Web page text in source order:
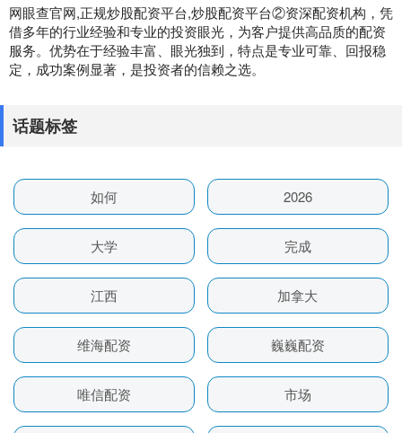
网眼查官网,正规炒股配资平台,炒股配资平台②资深配资机构，凭
借多年的行业经验和专业的投资眼光，为客户提供高品质的配资
服务。优势在于经验丰富、眼光独到，特点是专业可靠、回报稳
定，成功案例显著，是投资者的信赖之选。
话题标签
如何 2026
大学 完成
江西 加拿大
维海配资 巍巍配资
唯信配资 市场